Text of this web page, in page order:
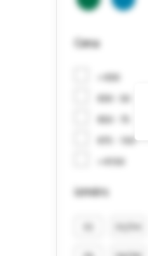
Cena
< €30
€30 - 50
€50 - 75
€75 - 150
> €150
izmērs